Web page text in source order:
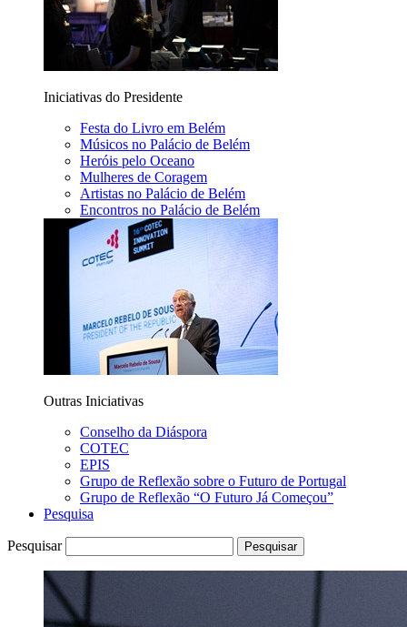
Iniciativas do Presidente
Festa do Livro em Belém
Músicos no Palácio de Belém
Heróis pelo Oceano
Mulheres de Coragem
Artistas no Palácio de Belém
Encontros no Palácio de Belém
Outras Iniciativas
Conselho da Diáspora
COTEC
EPIS
Grupo de Reflexão sobre o Futuro de Portugal
Grupo de Reflexão “O Futuro Já Começou”
Pesquisa
Pesquisar Pesquisar